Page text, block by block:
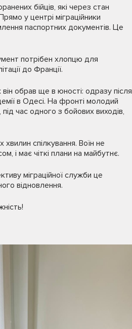
бійців, які через стан
у центрі міграційники
паспортних документів. Це
потрібен хлопцю для
до Франції.
обрав ще в юності: одразу після
в Одесі. На фронті молодий
час одного з бойових виходів,
спілкування. Воїн не
і має чіткі плани на майбутнє.
міграційної служби це
відновлення.